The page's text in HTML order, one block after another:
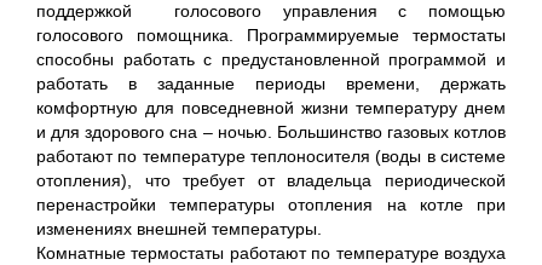
поддержкой голосового управления с помощью
голосового помощника. Программируемые термостаты
способны работать с предустановленной программой и
работать в заданные периоды времени, держать
комфортную для повседневной жизни температуру днем
и для здорового сна – ночью. Большинство газовых котлов
работают по температуре теплоносителя (воды в системе
отопления), что требует от владельца периодической
перенастройки температуры отопления на котле при
изменениях внешней температуры.
Комнатные термостаты работают по температуре воздуха